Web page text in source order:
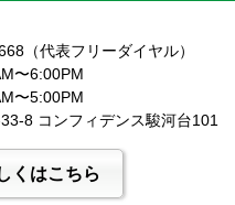
（代表フリーダイヤル）
〜6:00PM
9:00AM〜5:00PM
8 コンフィデンス駿河台101
くはこちら